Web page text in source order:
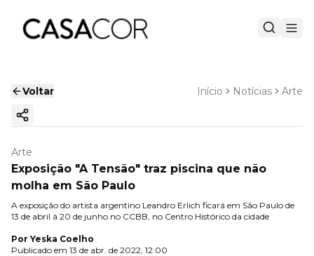
Voltar Início Notícias Arte
Copiar link
Arte
Exposição "A Tensão" traz piscina que não
molha em São Paulo
A exposição do artista argentino Leandro Erlich ficará em São Paulo de
13 de abril à 20 de junho no CCBB, no Centro Histórico da cidade
Por Yeska Coelho
Publicado em 13 de abr. de 2022, 12:00